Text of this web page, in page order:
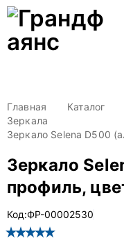
Главная Каталог
Зеркала
Зеркало Selena D500
Зеркало
профиль,
Код:ФР-00002530